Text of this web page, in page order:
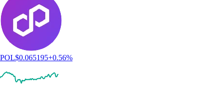
POL$0.065195+0.56%